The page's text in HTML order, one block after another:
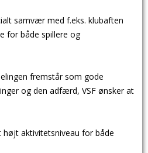
samvær med f.eks. klubaften
for både spillere og
fremstår som gode
og den adfærd, VSF ønsker at
højt aktivitetsniveau for både